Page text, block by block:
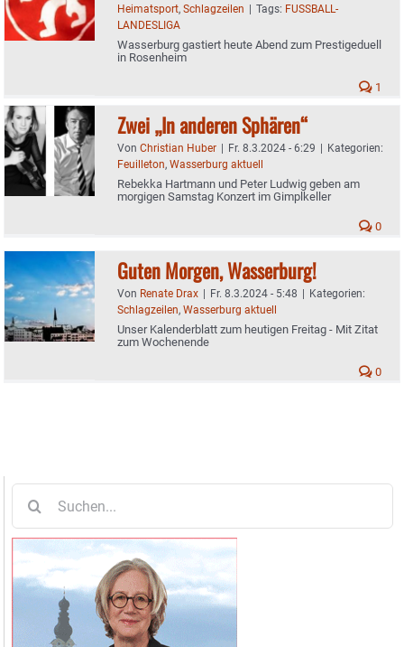
Heimatsport, Schlagzeilen | Tags: FUSSBALL-
LANDESLIGA
Wasserburg gastiert heute Abend zum Prestigeduell
in Rosenheim
1
Zwei „In anderen Sphären“
Von Christian Huber | Fr. 8.3.2024 - 6:29 | Kategorien:
Feuilleton, Wasserburg aktuell
Rebekka Hartmann und Peter Ludwig geben am
morgigen Samstag Konzert im Gimplkeller
0
Guten Morgen, Wasserburg!
Von Renate Drax | Fr. 8.3.2024 - 5:48 | Kategorien:
Schlagzeilen, Wasserburg aktuell
Unser Kalenderblatt zum heutigen Freitag - Mit Zitat
zum Wochenende
0
nach: